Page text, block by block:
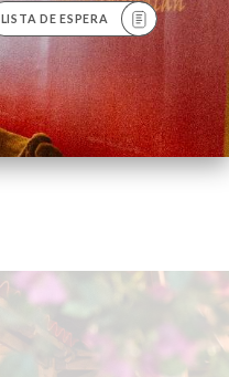
LISTA DE ESPERA